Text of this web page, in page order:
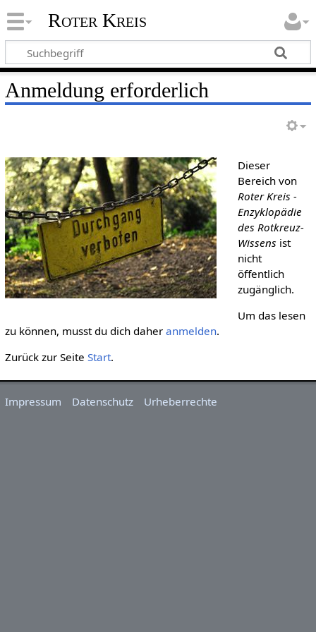
Roter Kreis
Anmeldung erforderlich
Dieser
Bereich von
Roter Kreis -
Enzyklopädie
des Rotkreuz-
Wissens ist
nicht
öffentlich
zugänglich.
Um das lesen
zu können, musst du dich daher anmelden.
Zurück zur Seite Start.
Impressum Datenschutz Urheberrechte